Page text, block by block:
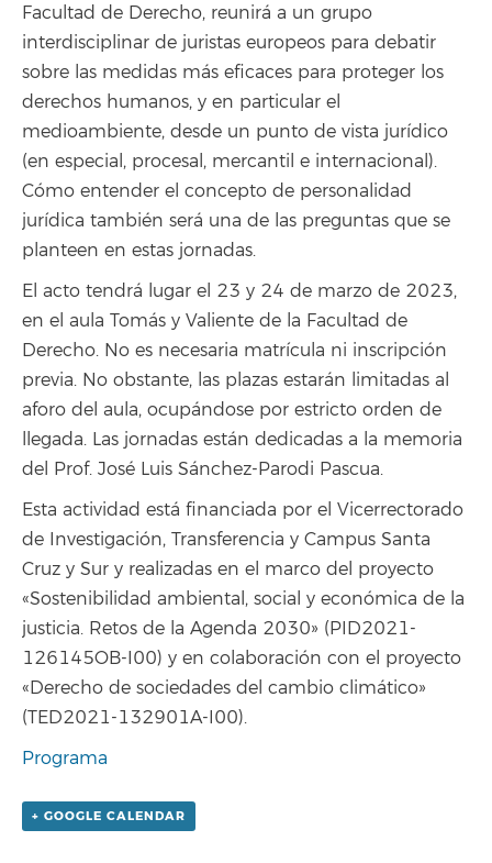
Facultad de Derecho, reunirá a un grupo
interdisciplinar de juristas europeos para debatir
sobre las medidas más eficaces para proteger los
derechos humanos, y en particular el
medioambiente, desde un punto de vista jurídico
(en especial, procesal, mercantil e internacional).
Cómo entender el concepto de personalidad
jurídica también será una de las preguntas que se
planteen en estas jornadas.
El acto tendrá lugar el 23 y 24 de marzo de 2023,
en el aula Tomás y Valiente de la Facultad de
Derecho. No es necesaria matrícula ni inscripción
previa. No obstante, las plazas estarán limitadas al
aforo del aula, ocupándose por estricto orden de
llegada. Las jornadas están dedicadas a la memoria
del Prof. José Luis Sánchez-Parodi Pascua.
Esta actividad está financiada por el Vicerrectorado
de Investigación, Transferencia y Campus Santa
Cruz y Sur y realizadas en el marco del proyecto
«Sostenibilidad ambiental, social y económica de la
justicia. Retos de la Agenda 2030» (PID2021-
126145OB-I00) y en colaboración con el proyecto
«Derecho de sociedades del cambio climático»
(TED2021-132901A-I00).
Programa
+ GOOGLE CALENDAR